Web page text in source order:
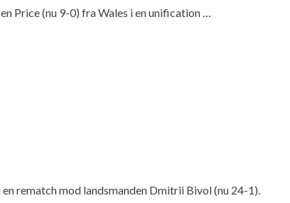
Price (nu 9-0) fra Wales i en unification …
rematch mod landsmanden Dmitrii Bivol (nu 24-1).